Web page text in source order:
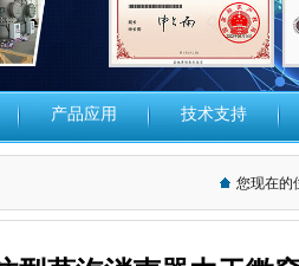
产品应用 技术支持
您现在的